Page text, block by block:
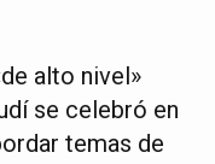
alto nivel»
se celebró en
temas de